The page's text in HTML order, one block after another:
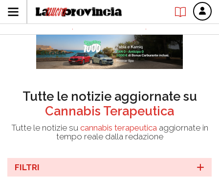
Tutte le notizie aggiornate su
Cannabis Terapeutica
Tutte le notizie su cannabis terapeuticaaggiornate in
tempo reale dalla redazione
FILTRI